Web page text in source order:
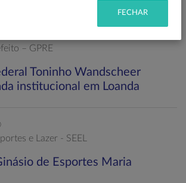
– GPRE
Toninho Wandscheer
institucional em Loanda
e Lazer - SEEL
de Esportes Maria
FECHAR